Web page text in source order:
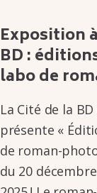
Expo­si­tion
BD :
labo de
La Cité de la
présente «
de roman-
du 20